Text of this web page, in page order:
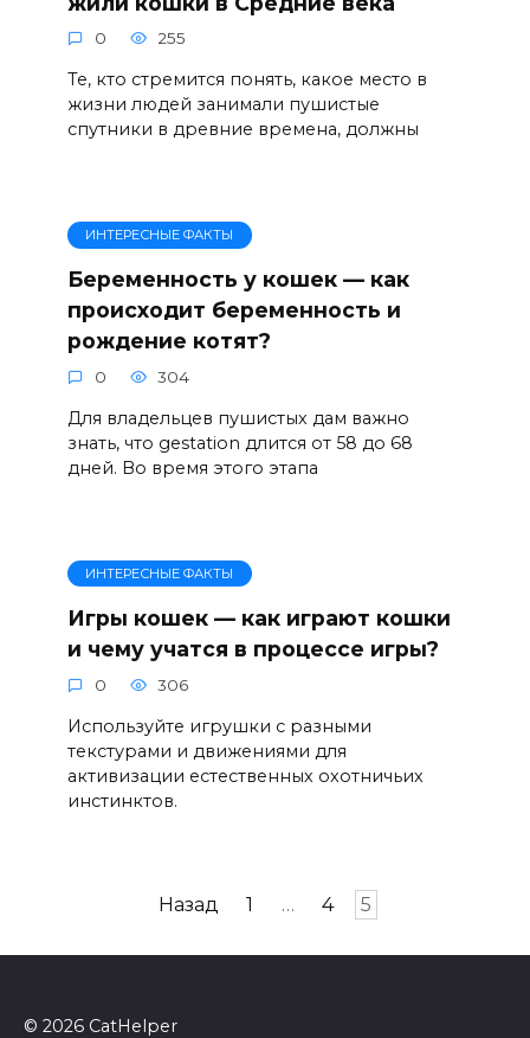
0 255
Те, кто стремится понять, какое место в
жизни людей занимали пушистые
спутники в древние времена, должны
ИНТЕРЕСНЫЕ ФАКТЫ
Беременность у кошек — как
происходит беременность и
рождение котят?
0 304
Для владельцев пушистых дам важно
знать, что gestation длится от 58 до 68
дней. Во время этого этапа
ИНТЕРЕСНЫЕ ФАКТЫ
Игры кошек — как играют кошки
и чему учатся в процессе игры?
0 306
Используйте игрушки с разными
текстурами и движениями для
активизации естественных охотничьих
инстинктов.
Назад 1 … 4 5
© 2026 CatHelper